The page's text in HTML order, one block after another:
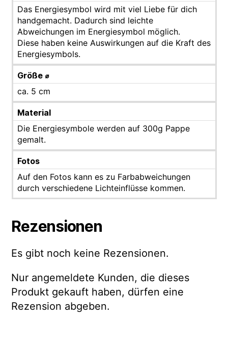
Das Energiesymbol wird mit viel Liebe für dich
handgemacht. Dadurch sind leichte
Abweichungen im Energiesymbol möglich.
Diese haben keine Auswirkungen auf die Kraft des
Energiesymbols.
Größe ⌀
ca. 5 cm
Material
Die Energiesymbole werden auf 300g Pappe
gemalt.
Fotos
Auf den Fotos kann es zu Farbabweichungen
durch verschiedene Lichteinflüsse kommen.
Rezensionen
Es gibt noch keine Rezensionen.
Nur angemeldete Kunden, die dieses
Produkt gekauft haben, dürfen eine
Rezension abgeben.